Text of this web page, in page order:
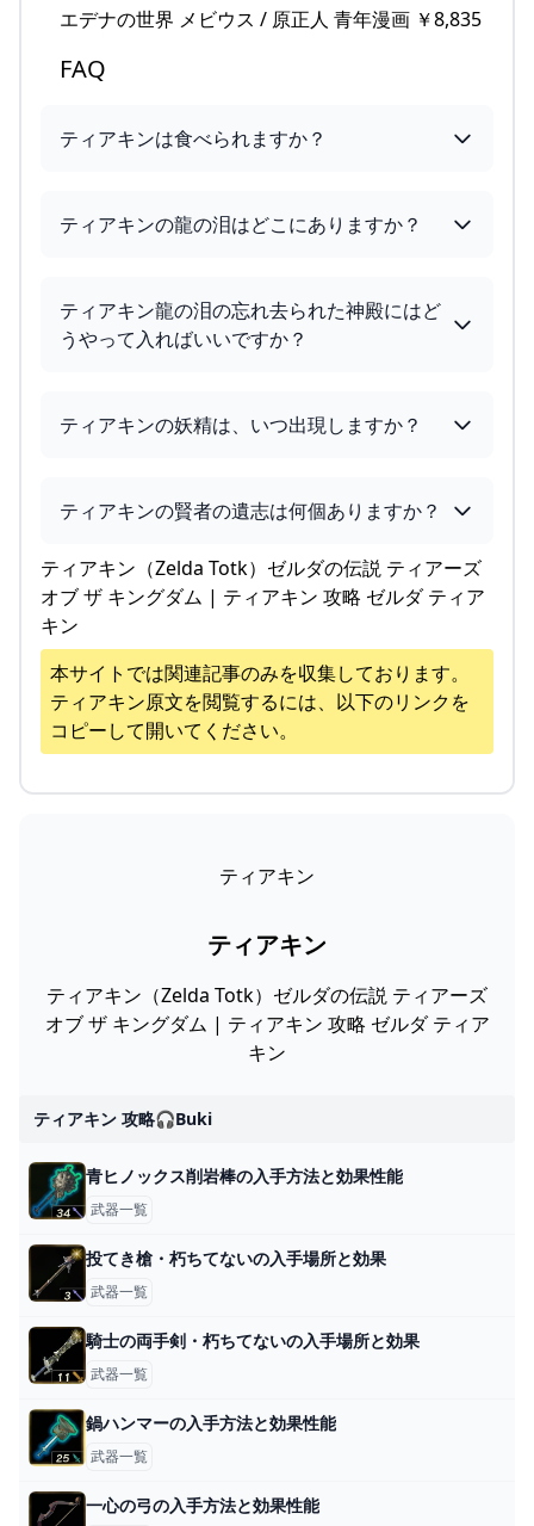
エデナの世界 メビウス / 原正人 青年漫画 ￥8,835
FAQ
ティアキンは食べられますか？
ティアキンの龍の泪はどこにありますか？
ティアキン龍の泪の忘れ去られた神殿にはど
うやって入ればいいですか？
ティアキンの妖精は、いつ出現しますか？
ティアキンの賢者の遺志は何個ありますか？
ティアキン（Zelda Totk）ゼルダの伝説 ティアーズ
オブ ザ キングダム | ティアキン 攻略 ゼルダ ティア
キン
本サイトでは関連記事のみを収集しております。
ティアキン原文を閲覧するには、以下のリンクを
コピーして開いてください。
ティアキン
ティアキン
ティアキン（Zelda Totk）ゼルダの伝説 ティアーズ
オブ ザ キングダム | ティアキン 攻略 ゼルダ ティア
キン
ティアキン 攻略🎧buki
青ヒノックス削岩棒の入手方法と効果性能
武器一覧
投てき槍・朽ちてないの入手場所と効果
武器一覧
騎士の両手剣・朽ちてないの入手場所と効果
武器一覧
鍋ハンマーの入手方法と効果性能
武器一覧
一心の弓の入手方法と効果性能